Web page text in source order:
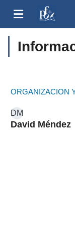
Salta al contenido
Panel lateral
ORGANIZACION
DM
David Méndez